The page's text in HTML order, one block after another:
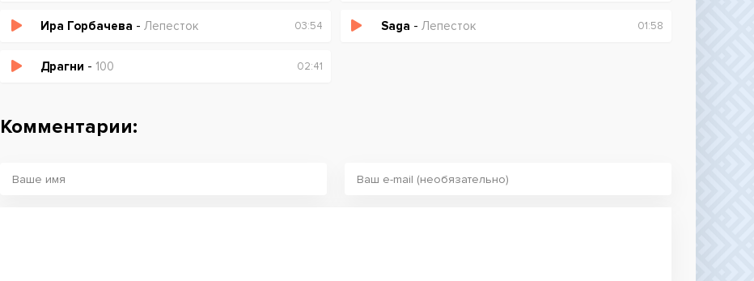
Ира Горбачева - Лепесток 03:54 Saga - Лепесток 01:58
Драгни - 100 02:41
Комментарии: